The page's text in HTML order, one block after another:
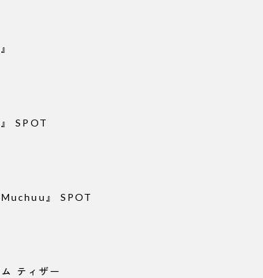
SPOT
』 SPOT
ティザー